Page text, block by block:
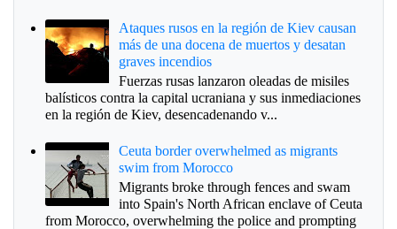
Ataques rusos en la región de Kiev causan
más de una docena de muertos y desatan
graves incendios
Fuerzas rusas lanzaron oleadas de misiles
balísticos contra la capital ucraniana y sus inmediaciones
en la región de Kiev, desencadenando v...
Ceuta border overwhelmed as migrants
swim from Morocco
Migrants broke through fences and swam
into Spain's North African enclave of Ceuta
from Morocco, overwhelming the police and prompting